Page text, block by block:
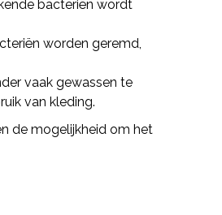
bacteriën wordt
worden geremd,
vaak gewassen te
van kleding.
de mogelijkheid om het